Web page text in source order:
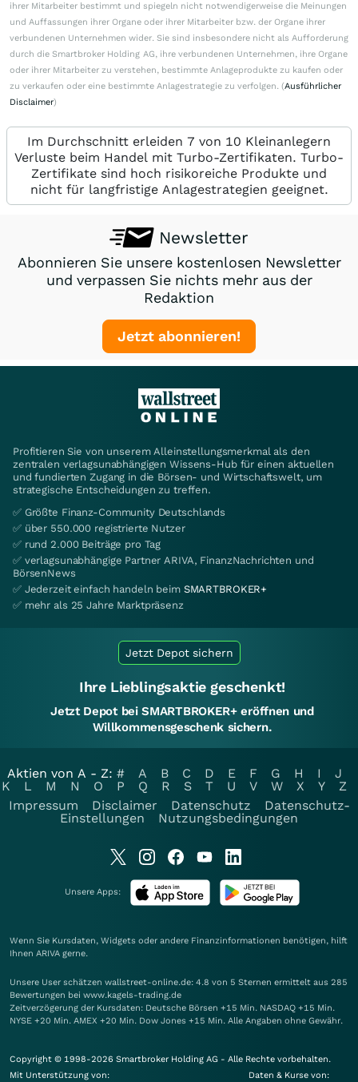
ihrer Mitarbeiter bestimmt und spiegeln nicht notwendigerweise die Meinungen
und Auffassungen ihrer Organe oder ihrer Mitarbeiter bzw. der Organe ihrer
verbundenen Unternehmen wider. Sie sind insbesondere nicht als Aufforderung
durch die Smartbroker Holding AG, ihre verbundenen Unternehmen, ihre Organe
oder ihrer Mitarbeiter zu verstehen, bestimmte Anlageprodukte zu kaufen oder
zu verkaufen oder eine bestimmte Anlagestrategie zu verfolgen. (Ausführlicher
Disclaimer)
Im Durchschnitt erleiden 7 von 10 Kleinanlegern
Verluste beim Handel mit Turbo-Zertifikaten. Turbo-
Zertifikate sind hoch risikoreiche Produkte und
nicht für langfristige Anlagestrategien geeignet.
Newsletter
Abonnieren Sie unsere kostenlosen Newsletter
und verpassen Sie nichts mehr aus der
Redaktion
Jetzt abonnieren!
Profitieren Sie von unserem Alleinstellungsmerkmal als den
zentralen verlagsunabhängigen Wissens-Hub für einen aktuellen
und fundierten Zugang in die Börsen- und Wirtschaftswelt, um
strategische Entscheidungen zu treffen.
✅ Größte Finanz-Community Deutschlands
✅ über 550.000 registrierte Nutzer
✅ rund 2.000 Beiträge pro Tag
✅ verlagsunabhängige Partner ARIVA, FinanzNachrichten und
BörsenNews
✅ Jederzeit einfach handeln beim SMARTBROKER+
✅ mehr als 25 Jahre Marktpräsenz
Jetzt Depot sichern
Ihre Lieblingsaktie geschenkt!
Jetzt Depot bei SMARTBROKER+ eröffnen und
Willkommensgeschenk sichern.
Aktien von A - Z: # A B C D E F G H I
J
K
L M N O P Q R S T U V W X Y
Z
Impressum
Disclaimer Datenschutz
Datenschutz-
Einstellungen
Nutzungsbedingungen
Unsere Apps:
Wenn Sie Kursdaten, Widgets oder andere Finanzinformationen benötigen, hilft
Ihnen ARIVA gerne.
Unsere User schätzen wallstreet-online.de: 4.8 von 5 Sternen ermittelt aus 285
Bewertungen bei www.kagels-trading.de
Zeitverzögerung der Kursdaten: Deutsche Börsen +15 Min. NASDAQ +15 Min.
NYSE +20 Min. AMEX +20 Min. Dow Jones +15 Min. Alle Angaben ohne Gewähr.
Copyright © 1998-2026 Smartbroker Holding AG - Alle Rechte vorbehalten.
Mit Unterstützung von:
Daten & Kurse von: